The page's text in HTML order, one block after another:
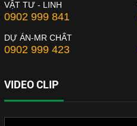
VẬT TƯ - LINH
0902 999 841
DỰ ÁN-MR CHẤT
0902 999 423
VIDEO CLIP